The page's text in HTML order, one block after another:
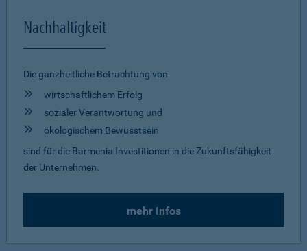
Nachhaltigkeit
Die ganzheitliche Betrachtung von
wirtschaftlichem Erfolg
sozialer Verantwortung und
ökologischem Bewusstsein
sind für die Barmenia Investitionen in die Zukunftsfähigkeit
der Unternehmen.
mehr Infos